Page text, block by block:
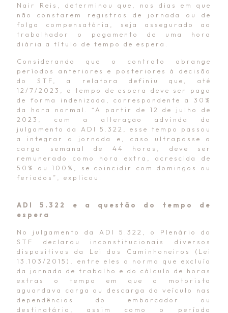
Nair Reis, determinou que, nos dias em que
não constarem registros de jornada ou de
folga compensatória, seja assegurado ao
trabalhador o pagamento de uma hora
diária a título de tempo de espera.
Considerando que o contrato abrange
períodos anteriores e posteriores à decisão
do STF, a relatora definiu que, até
12/7/2023, o tempo de espera deve ser pago
de forma indenizada, correspondente a 30%
da hora normal. “A partir de 12 de julho de
2023, com a alteração advinda do
julgamento da ADI 5.322, esse tempo passou
a integrar a jornada e, caso ultrapasse a
carga semanal de 44 horas, deve ser
remunerado como hora extra, acrescida de
50% ou 100%, se coincidir com domingos ou
feriados”, explicou.
ADI 5.322 e a questão do tempo de
espera
No julgamento da ADI 5.322, o Plenário do
STF declarou inconstitucionais diversos
dispositivos da Lei dos Caminhoneiros (Lei
13.103/2015), entre eles a norma que excluía
da jornada de trabalho e do cálculo de horas
extras o tempo em que o motorista
aguardava carga ou descarga do veículo nas
dependências do embarcador ou
destinatário, assim como o período